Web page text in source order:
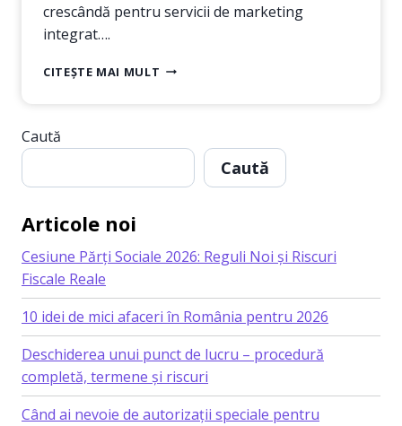
crescândă pentru servicii de marketing
integrat….
CITEȘTE MAI MULT GHID
FIRME
AGENȚII
DE
Caută
Caută
Articole noi
Cesiune Părți Sociale 2026: Reguli Noi și Riscuri
Fiscale Reale
10 idei de mici afaceri în România pentru 2026
Deschiderea unui punct de lucru – procedură
completă, termene și riscuri
Când ai nevoie de autorizații speciale pentru